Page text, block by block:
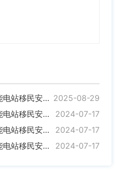
《湖南汨罗玉池抽水蓄能电站移民安置档案管理办法》 MG动画解读 2025-08-29
《湖南汨罗玉池抽水蓄能电站移民安置档案管理办法》 音频解读
2024-07-17
《湖南汨罗玉池抽水蓄能电站移民安置档案管理办法》 图解
2024-07-17
《湖南汨罗玉池抽水蓄能电站移民安置档案管理办法》 政策解读
2024-07-17